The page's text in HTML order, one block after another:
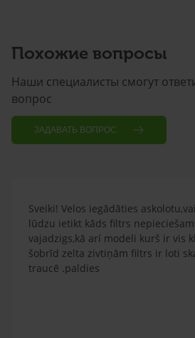
Похожие вопросы
Наши специалисты смогут
вопрос
ЗАДАВАТЬ ВОПРОС
Sveiki! Velos iegādāties
lūdzu ietikt kāds filtrs
vajadzigs,kā arí modeli kurš ir vis
šobrīd zelta zivtiņām filtrs ir loti
traucē .paldies